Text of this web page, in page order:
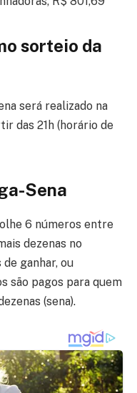
sorteio da
será realizado na
das 21h (horário de
Sena
6 números entre
dezenas no
ganhar, ou
são pagos para quem
(sena).